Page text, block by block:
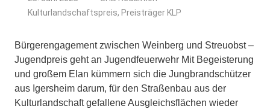
Kulturlandschaftspreis, Preisträger KLP
Bürgerengagement zwischen Weinberg und Streuobst –
Jugendpreis geht an Jugendfeuerwehr Mit Begeisterung
und großem Elan kümmern sich die Jungbrandschützer
aus Igersheim darum, für den Straßenbau aus der
Kulturlandschaft gefallene Ausgleichsflächen wieder